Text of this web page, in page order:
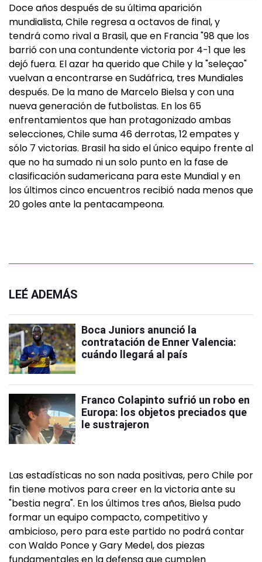
Doce años después de su última aparición
mundialista, Chile regresa a octavos de final, y
tendrá como rival a Brasil, que en Francia "98 que los
barrió con una contundente victoria por 4-1 que les
dejó fuera. El azar ha querido que Chile y la "seleçao"
vuelvan a encontrarse en Sudáfrica, tres Mundiales
después. De la mano de Marcelo Bielsa y con una
nueva generación de futbolistas. En los 65
enfrentamientos que han protagonizado ambas
selecciones, Chile suma 46 derrotas, 12 empates y
sólo 7 victorias. Brasil ha sido el único equipo frente al
que no ha sumado ni un solo punto en la fase de
clasificación sudamericana para este Mundial y en
los últimos cinco encuentros recibió nada menos que
20 goles ante la pentacampeona.
LEÉ ADEMÁS
Boca Juniors anunció la
contratación de Enner Valencia:
cuándo llegará al país
Franco Colapinto sufrió un robo en
Europa: los objetos preciados que
le sustrajeron
Las estadísticas no son nada positivas, pero Chile por
fin tiene motivos para creer en la victoria ante su
"bestia negra". En los últimos tres años, Bielsa pudo
formar un equipo compacto, competitivo y
ambicioso, pero para este partido no podrá contar
con Waldo Ponce y Gary Medel, dos piezas
fundamentales en la defensa que cumplen